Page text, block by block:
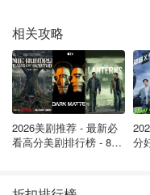
用旧土和新土填满
4.铺上木屑，完成!(想
如果是图4这种小球根
不用挖太深)，把旧土
以了~
相关攻略
2026美剧推荐 - 最新必
看高分美剧排行榜 - 8月
分